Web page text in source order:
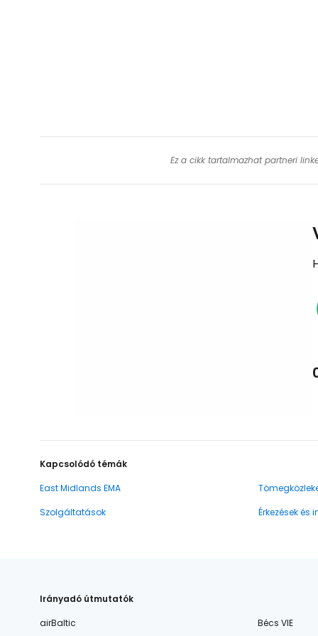
Ez a cikk tartalmazhat partneri
Kapcsolódó témák
East Midlands EMA
Szolgáltatások
Érkezések és
Irányadó útmutatók
airBaltic
Bécs VIE